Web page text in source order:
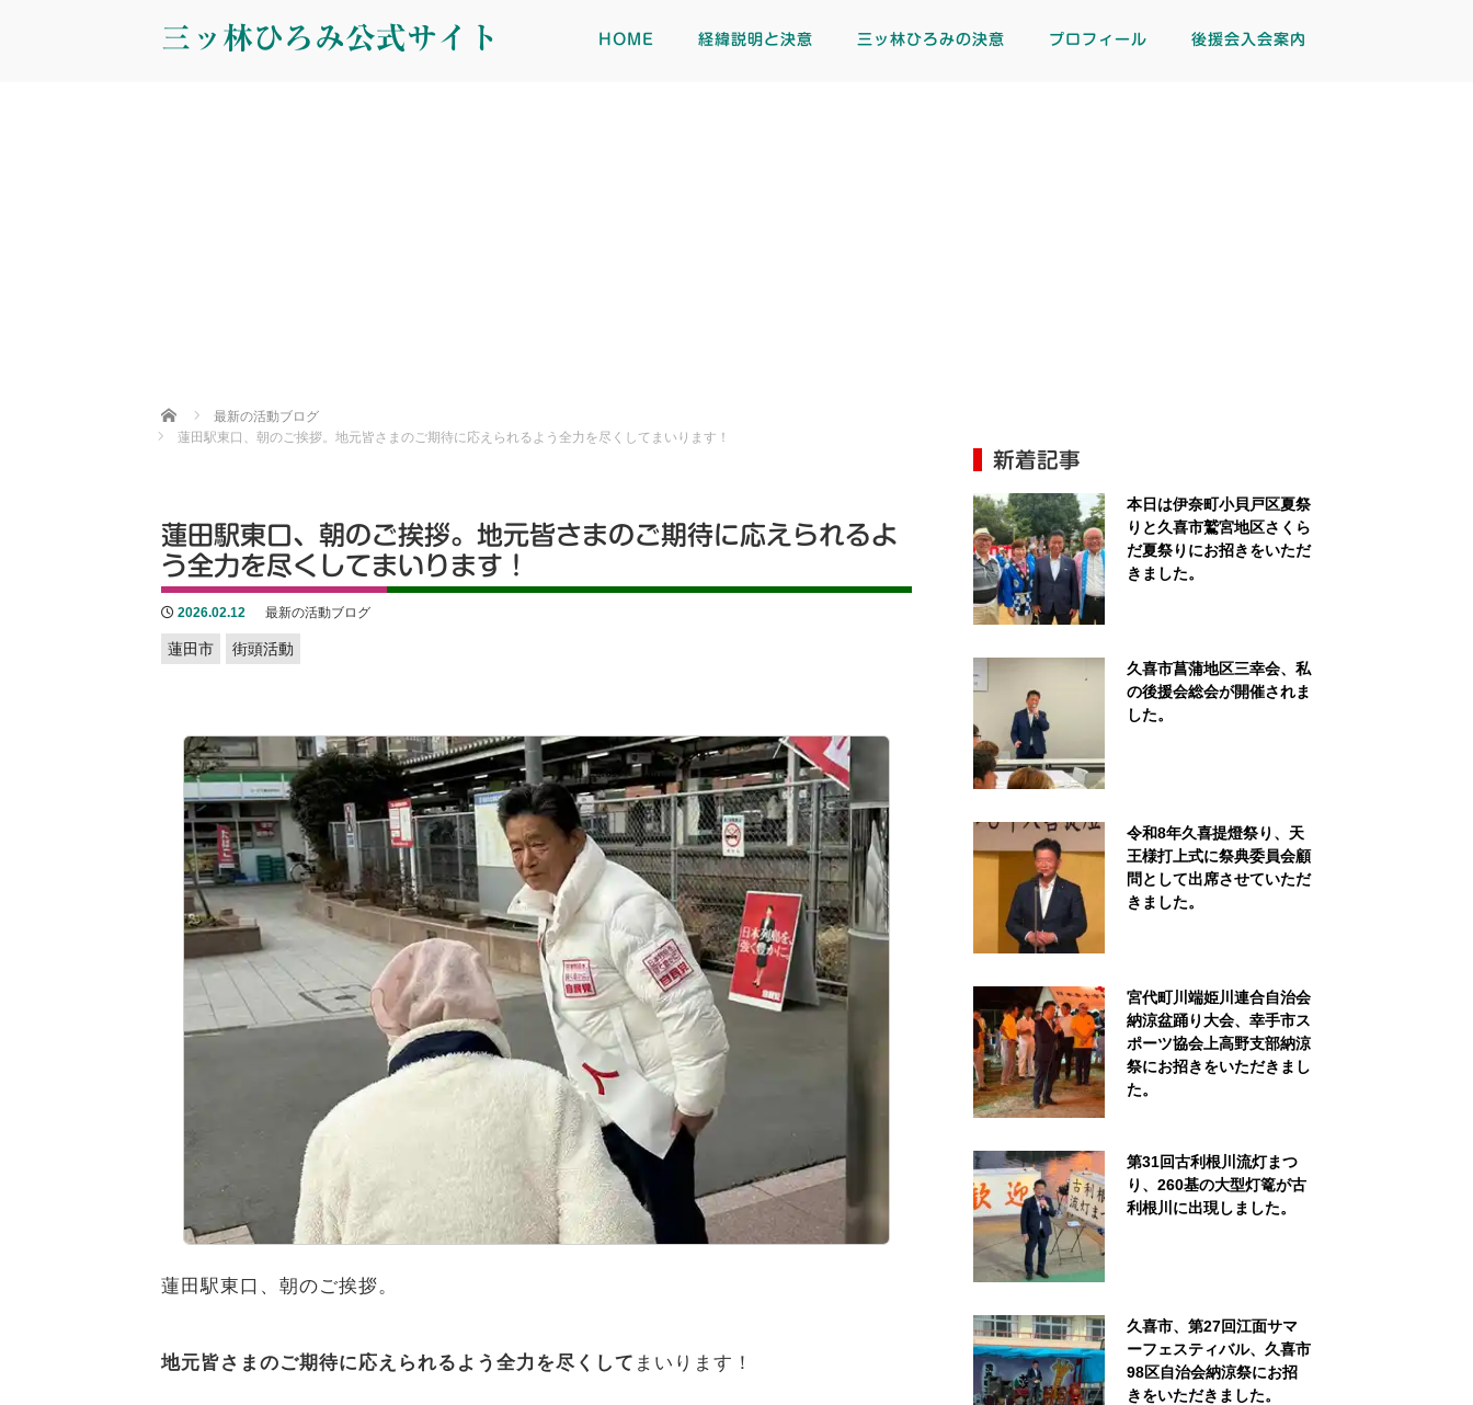
三ッ林ひろみ公式サイト HOME 経緯説明と決意 三ッ林ひろみの決意 プロフィール 後援会入会案内
Home
最新の活動ブログ
蓮田駅東口、朝のご挨拶。地元皆さまのご期待に応えられるよう全力を尽くしてまいります！
蓮田駅東口、朝のご挨拶。地元皆さまのご期待に応えられるよ
う全力を尽くしてまいります！
2026.02.12 最新の活動ブログ
蓮田市 街頭活動
蓮田駅東口、朝のご挨拶。
地元皆さまのご期待に応えられるよう全力を尽くして まいります！
新着記事
本日は伊奈町小貝戸区夏祭
りと久喜市鷲宮地区さくら
だ夏祭りにお招きをいただ
きました。
久喜市菖蒲地区三幸会、私
の後援会総会が開催されま
した。
令和8年久喜提燈祭り、天
王様打上式に祭典委員会顧
問として出席させていただ
きました。
宮代町川端姫川連合自治会
納涼盆踊り大会、幸手市ス
ポーツ協会上高野支部納涼
祭にお招きをいただきまし
た。
第31回古利根川流灯まつ
り、260基の大型灯篭が古
利根川に出現しました。
久喜市、第27回江面サマ
ーフェスティバル、久喜市
98区自治会納涼祭にお招
きをいただきました。